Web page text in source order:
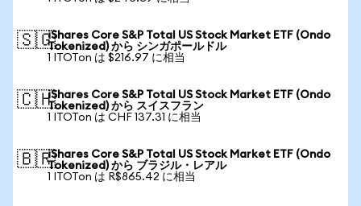
🇸🇬iShares Core S&P Total US Stock Market ETF (Ondo
Tokenized) から シンガポールドル
1 ITOTon は $216.97 に相当
🇨🇭iShares Core S&P Total US Stock Market ETF (Ondo
Tokenized) から スイスフラン
1 ITOTon は CHF 137.31 に相当
🇧🇷iShares Core S&P Total US Stock Market ETF (Ondo
Tokenized) から ブラジル・レアル
1 ITOTon は R$865.42 に相当